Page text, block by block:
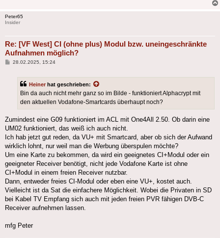
Peter65
Insider
Re: [VF West] CI (ohne plus) Modul bzw. uneingeschränkte
Aufnahmen möglich?
Beitrag
28.02.2025, 15:24
Heiner hat geschrieben:
Bin da auch nicht mehr ganz so im Bilde - funktioniert Alphacrypt mit
den aktuellen Vodafone-Smartcards überhaupt noch?
Zumindest eine G09 funktioniert im ACL mit One4All 2.50. Ob darin eine
UM02 funktioniert, das weiß ich auch nicht.
Ich hab jetzt gut reden, da VU+ mit Smartcard, aber ob sich der Aufwand
wirklich lohnt, nur weil man die Werbung überspulen möchte?
Um eine Karte zu bekommen, da wird ein geeignetes CI+Modul oder ein
geeigneter Receiver benötigt, nicht jede Vodafone Karte ist ohne
CI+Modul in einem freien Receiver nutzbar.
Dann, entweder freies CI-Modul oder eben eine VU+, kostet auch.
Vielleicht ist da Sat die einfachere Möglichkeit. Wobei die Privaten in SD
bei Kabel TV Empfang sich auch mit jeden freien PVR fähigen DVB-C
Receiver aufnehmen lassen.
mfg Peter